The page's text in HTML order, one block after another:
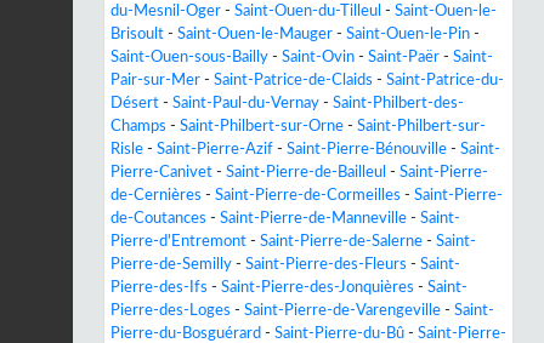
du-Mesnil-Oger - Saint-Ouen-du-Tilleul - Saint-Ouen-le-
Brisoult - Saint-Ouen-le-Mauger - Saint-Ouen-le-Pin -
Saint-Ouen-sous-Bailly - Saint-Ovin - Saint-Paër - Saint-
Pair-sur-Mer - Saint-Patrice-de-Claids - Saint-Patrice-du-
Désert - Saint-Paul-du-Vernay - Saint-Philbert-des-
Champs - Saint-Philbert-sur-Orne - Saint-Philbert-sur-
Risle - Saint-Pierre-Azif - Saint-Pierre-Bénouville - Saint-
Pierre-Canivet - Saint-Pierre-de-Bailleul - Saint-Pierre-
de-Cernières - Saint-Pierre-de-Cormeilles - Saint-Pierre-
de-Coutances - Saint-Pierre-de-Manneville - Saint-
Pierre-d'Entremont - Saint-Pierre-de-Salerne - Saint-
Pierre-de-Semilly - Saint-Pierre-des-Fleurs - Saint-
Pierre-des-Ifs - Saint-Pierre-des-Jonquières - Saint-
Pierre-des-Loges - Saint-Pierre-de-Varengeville - Saint-
Pierre-du-Bosguérard - Saint-Pierre-du-Bû - Saint-Pierre-